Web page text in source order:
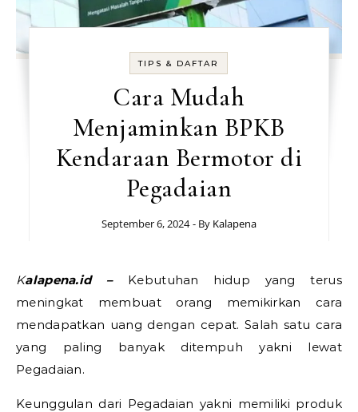
TIPS & DAFTAR
Cara Mudah
Menjaminkan BPKB
Kendaraan Bermotor di
Pegadaian
September 6, 2024 - By Kalapena
Kalapena.id –Kebutuhan hidup yang terus
meningkat membuat orang memikirkan cara
mendapatkan uang dengan cepat. Salah satu cara
yang paling banyak ditempuh yakni lewat
Pegadaian.
Keunggulan dari Pegadaian yakni memiliki produk